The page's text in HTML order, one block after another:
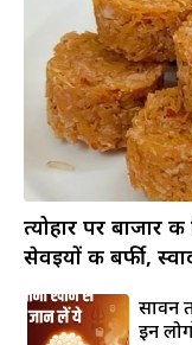
त्योहार पर बाजार
सेवइयों की बर्फी,
सावन
इन